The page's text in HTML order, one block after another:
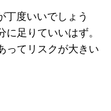
丁度いいでしょう
足りていいはず。
ってリスクが大きい